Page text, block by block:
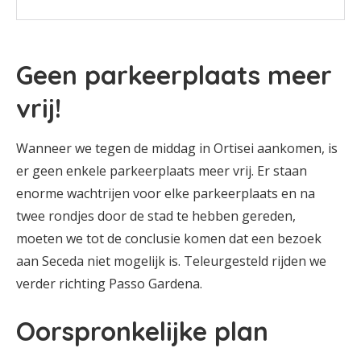
Geen parkeerplaats meer
vrij!
Wanneer we tegen de middag in Ortisei aankomen, is
er geen enkele parkeerplaats meer vrij. Er staan
enorme wachtrijen voor elke parkeerplaats en na
twee rondjes door de stad te hebben gereden,
moeten we tot de conclusie komen dat een bezoek
aan Seceda niet mogelijk is. Teleurgesteld rijden we
verder richting Passo Gardena.
Oorspronkelijke plan